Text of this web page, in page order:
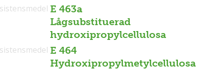
E 463a
Lågsubstituerad
hydroxipropylcellulosa
E 464
Hydroxipropylmetylcellulosa